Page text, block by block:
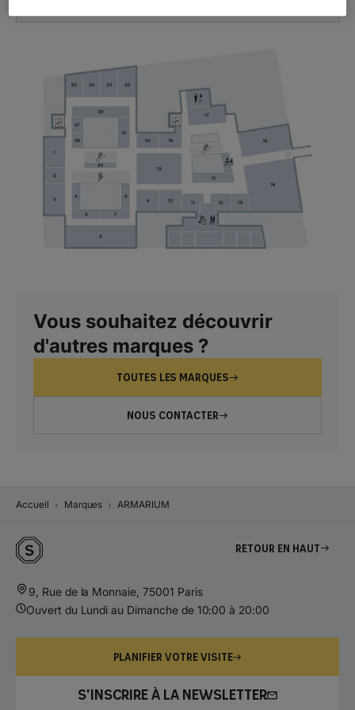
Vous souhaitez découvrir
d'autres marques ?
TOUTES LES MARQUES
NOUS CONTACTER
Accueil Marques ARMARIUM
Retour en haut
9, Rue de la Monnaie, 75001 Paris
Ouvert du Lundi au Dimanche de 10:00 à 20:00
PLANIFIER VOTRE VISITE
S'INSCRIRE À LA NEWSLETTER